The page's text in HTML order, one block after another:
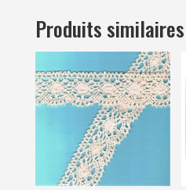
Produits similaires